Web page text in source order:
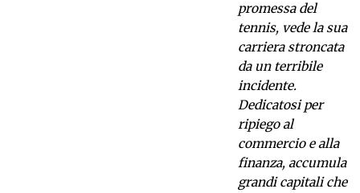
promessa del
tennis, vede la sua
carriera stroncata
da un terribile
incidente.
Dedicatosi per
ripiego al
commercio e alla
finanza, accumula
grandi capitali che